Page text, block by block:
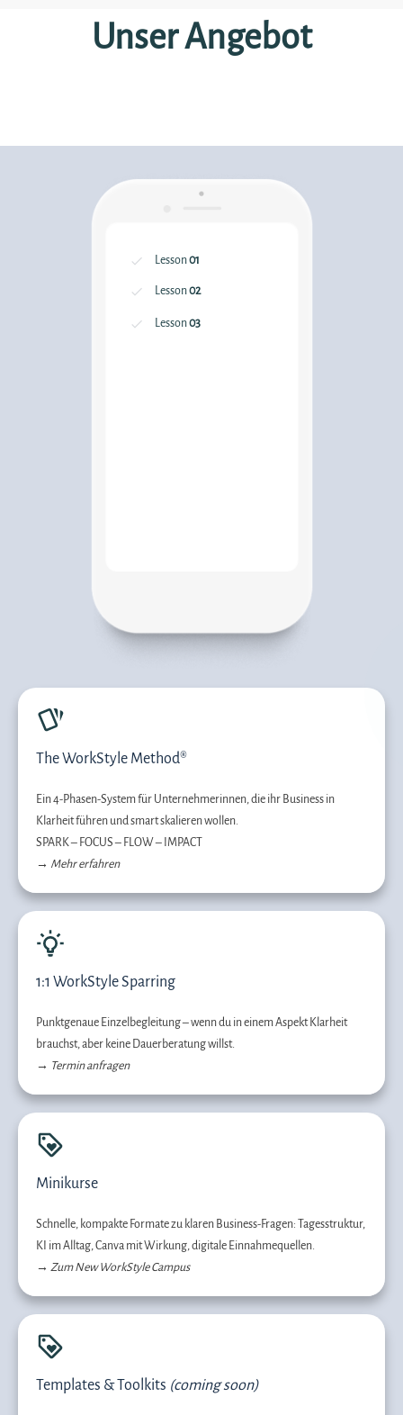
Unser Angebot
Lesson01
Lesson02
Lesson03
The WorkStyle Method®
Ein 4-Phasen-System für Unternehmerinnen, die ihr Business in
Klarheit führen und smart skalieren wollen.
SPARK – FOCUS – FLOW – IMPACT
→ Mehr erfahren
1:1 WorkStyle Sparring
Punktgenaue Einzelbegleitung – wenn du in einem Aspekt Klarheit
brauchst, aber keine Dauerberatung willst.
→ Termin anfragen
Minikurse
Schnelle, kompakte Formate zu klaren Business-Fragen: Tagesstruktur,
KI im Alltag, Canva mit Wirkung, digitale Einnahmequellen.
→ Zum New WorkStyle Campus
Templates & Toolkits (coming soon)